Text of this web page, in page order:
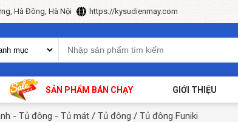
Hà Đông, Hà Nội https://kysudienmay.com
SẢN PHẨM BÁN CHẠY GIỚI THIỆU
- Tủ đông - Tủ mát / Tủ đông / Tủ đông Funiki